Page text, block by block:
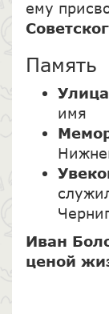
ему
Память
Улица
имя
Иван
ценой